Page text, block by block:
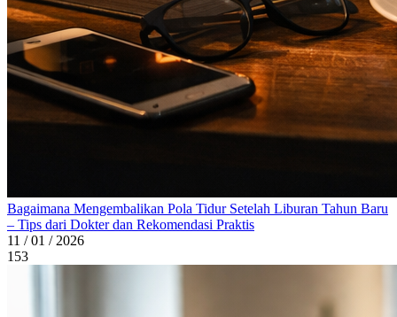
Bagaimana Mengembalikan Pola Tidur Setelah Liburan Tahun Baru
– Tips dari Dokter dan Rekomendasi Praktis
11 / 01 / 2026
153